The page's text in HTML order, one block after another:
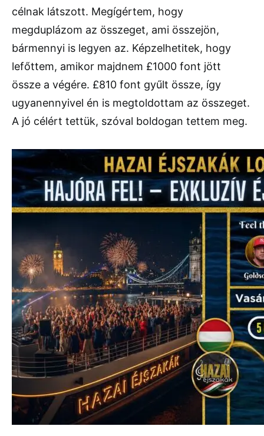
célnak látszott. Megígértem, hogy
megduplázom az összeget, ami összejön,
bármennyi is legyen az. Képzelhetitek, hogy
lefőttem, amikor majdnem £1000 font jött
össze a végére. £810 font gyűlt össze, így
ugyanennyivel én is megtoldottam az összeget.
A jó célért tettük, szóval boldogan tettem meg.